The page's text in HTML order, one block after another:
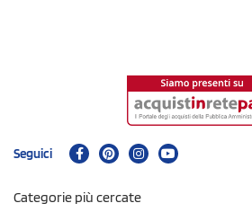
Seguici
Categorie più cercate